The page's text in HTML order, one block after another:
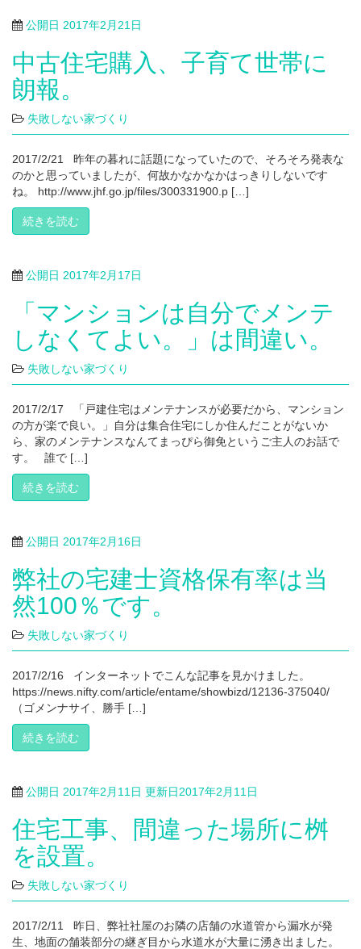
公開日 2017年2月21日
中古住宅購入、子育て世帯に
朗報。
失敗しない家づくり
2017/2/21 昨年の暮れに話題になっていたので、そろそろ発表な
のかと思っていましたが、何故かなかなかはっきりしないです
ね。 http://www.jhf.go.jp/files/300331900.p […]
続きを読む
公開日 2017年2月17日
「マンションは自分でメンテ
しなくてよい。」は間違い。
失敗しない家づくり
2017/2/17 「戸建住宅はメンテナンスが必要だから、マンション
の方が楽で良い。」自分は集合住宅にしか住んだことがないか
ら、家のメンテナンスなんてまっぴら御免というご主人のお話で
す。 誰で […]
続きを読む
公開日 2017年2月16日
弊社の宅建士資格保有率は当
然100％です。
失敗しない家づくり
2017/2/16 インターネットでこんな記事を見かけました。
https://news.nifty.com/article/entame/showbizd/12136-375040/
（ゴメンナサイ、勝手 […]
続きを読む
公開日 2017年2月11日 更新日2017年2月11日
住宅工事、間違った場所に桝
を設置。
失敗しない家づくり
2017/2/11 昨日、弊社社屋のお隣の店舗の水道管から漏水が発
生、地面の舗装部分の継ぎ目から水道水が大量に湧き出ました。